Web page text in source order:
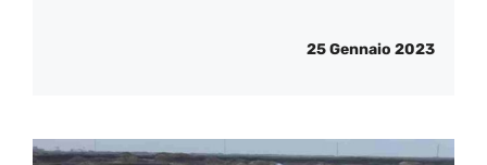
25 Gennaio 2023